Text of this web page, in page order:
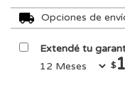
Opciones de
Extendé tu
$